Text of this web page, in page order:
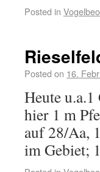
Posted in
Posted on 16.
Heute
hier 1 m
auf 28/Aa,
im Gebiet;